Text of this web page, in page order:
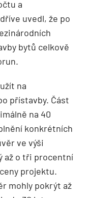
a
uvedl, že po
bytů celkově
na
přístavby. Část
na 40
konkrétních
ve výši
až o tři procentní
projektu.
mohly pokrýt až